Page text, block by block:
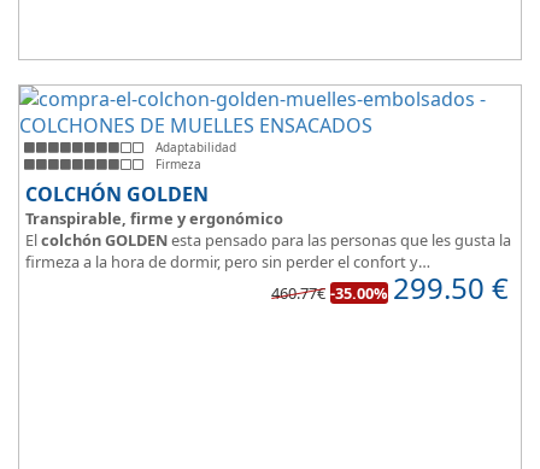
Adaptabilidad
Firmeza
COLCHÓN GOLDEN
Transpirable, firme y ergonómico
Elcolchón GOLDENesta pensado para las personas que les gusta la
firmeza a la hora de dormir, pero sin perder el confort y
adaptabilidad que nos ofrece la viscoelástica.
Su excelente diseño, suave tejido e independencia de lechos,
460.77€ -35.00% 299.50 €